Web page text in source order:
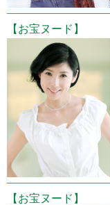
【お宝ヌード】
【お宝ヌード】